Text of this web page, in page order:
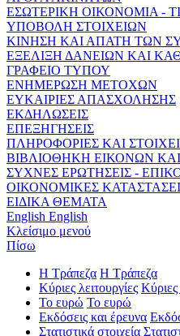
ΕΣΩΤΕΡΙΚΗ ΟΙΚΟΝΟΜΙΑ -
ΥΠΟΒΟΛΗ ΣΤΟΙΧΕΙΩΝ
ΚΙΝΗΣΗ ΚΑΙ ΑΠΑΤΗ ΤΩΝ
ΕΞΕΛΙΞΗ ΔΑΝΕΙΩΝ ΚΑΙ
ΓΡΑΦΕΙΟ ΤΥΠΟΥ
ΕΝΗΜΕΡΩΣΗ ΜΕΤΟΧΩΝ
ΕΥΚΑΙΡΙΕΣ ΑΠΑΣΧΟΛΗΣΗΣ
ΕΚΔΗΛΩΣΕΙΣ
ΕΠΕΞΗΓΗΣΕΙΣ
ΠΛΗΡΟΦΟΡΙΕΣ ΚΑΙ
ΒΙΒΛΙΟΘΗΚΗ ΕΙΚΟΝΩΝ
ΣΥΧΝΕΣ ΕΡΩΤΗΣΕΙΣ -
ΟΙΚΟΝΟΜΙΚΕΣ
ΕΙΔΙΚΑ ΘΕΜΑΤΑ
English English
Κλείσιμο μενού
Πίσω
Η Τράπεζα Η Τράπεζα
Κύριες λειτουργίες Κύριες
Το ευρώ Το ευρώ
Εκδόσεις και έρευνα
Στατιστικά στοιχεία